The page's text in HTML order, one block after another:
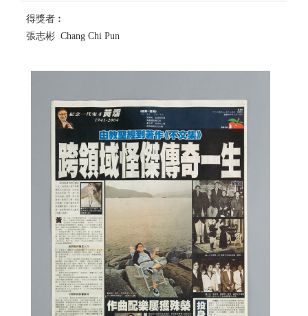
得獎者︰
張志彬 Chang Chi Pun